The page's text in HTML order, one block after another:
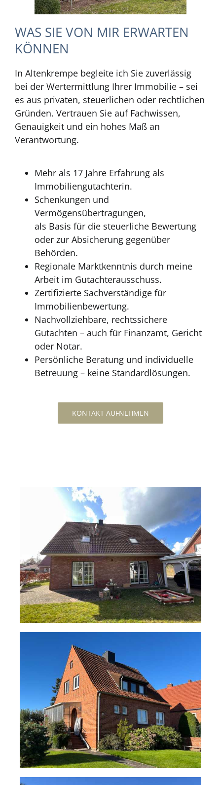
WAS SIE VON MIR ERWARTEN
KÖNNEN
In Altenkrempe begleite ich Sie zuverlässig
bei der Wertermittlung Ihrer Immobilie – sei
es aus privaten, steuerlichen oder rechtlichen
Gründen. Vertrauen Sie auf Fachwissen,
Genauigkeit und ein hohes Maß an
Verantwortung.
Mehr als 17 Jahre Erfahrung als
Immobiliengutachterin.
Schenkungen und
Vermögensübertragungen,
als Basis für die steuerliche Bewertung
oder zur Absicherung gegenüber
Behörden.
Regionale Marktkenntnis durch meine
Arbeit im Gutachterausschuss.
Zertifizierte Sachverständige für
Immobilienbewertung.
Nachvollziehbare, rechtssichere
Gutachten – auch für Finanzamt, Gericht
oder Notar.
Persönliche Beratung und individuelle
Betreuung – keine Standardlösungen.
KONTAKT AUFNEHMEN